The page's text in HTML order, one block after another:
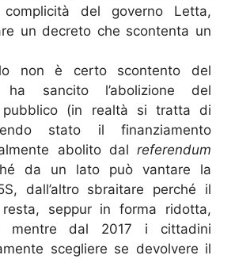
complicità del governo Letta,
un decreto che scontenta un
non è certo scontento del
sancito l’abolizione del
pubblico (in realtà si tratta di
stato il finanziamento
abolito dal referendum
da un lato può vantare la
dall’altro sbraitare perché il
resta, seppur in forma ridotta,
mentre dal 2017 i cittadini
scegliere se devolvere il